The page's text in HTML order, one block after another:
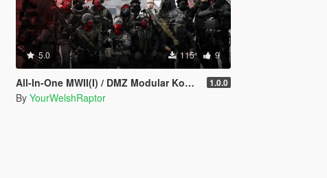
5.0 115 9
All-In-One MWII(I) / DMZ Modular Konni Group Pack [Add-On Ped & MP Male] 1.0.0
By YourWelshRaptor